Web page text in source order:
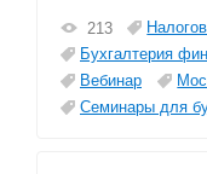
213
Бухгалтерия
Вебинар
Семинары для